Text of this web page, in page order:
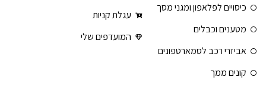
כיסויים לפלאפון ומגני מסך
מטענים וכבלים
אביזרי רכב לסמארטפונים
קונים ממך
עגלת קניות
המועדפים שלי